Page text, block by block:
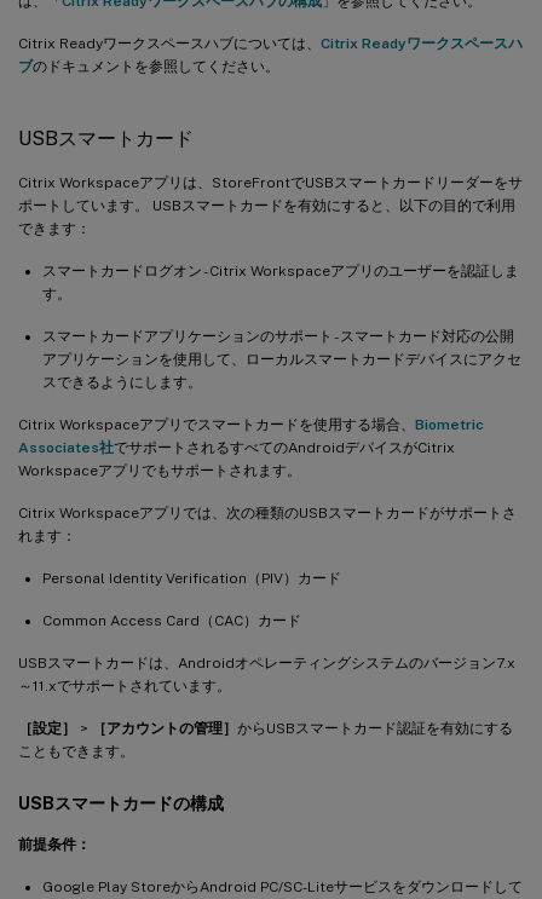
Citrix Readyワークスペースハブについては、 Citrix Readyワークスペースハ
ブのドキュメントを参照してください。
USBスマートカード
Citrix Workspaceアプリは、StoreFrontでUSBスマートカードリーダーをサ
ポートしています。 USBスマートカードを有効にすると、以下の目的で利用
できます：
スマートカードログオン - Citrix Workspaceアプリのユーザーを認証しま
す。
スマートカードアプリケーションのサポート - スマートカード対応の公開
アプリケーションを使用して、ローカルスマートカードデバイスにアクセ
スできるようにします。
Citrix Workspaceアプリでスマートカードを使用する場合、 Biometric
Associates社でサポートされるすべてのAndroidデバイスがCitrix
Workspaceアプリでもサポートされます。
Citrix Workspaceアプリでは、次の種類のUSBスマートカードがサポートさ
れます：
Personal Identity Verification（PIV）カード
Common Access Card（CAC）カード
USBスマートカードは、Androidオペレーティングシステムのバージョン7.x
～11.xでサポートされています。
［設定］ > ［アカウントの管理］ からUSBスマートカード認証を有効にする
こともできます。
USBスマートカードの構成
前提条件：
Google Play StoreからAndroid PC/SC-Liteサービスをダウンロードして